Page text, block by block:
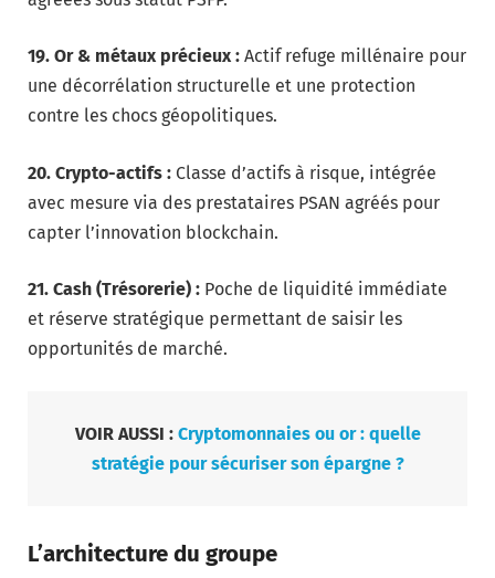
19. Or & métaux précieux : Actif refuge millénaire pour
une décorrélation structurelle et une protection
contre les chocs géopolitiques.
20. Crypto-actifs : Classe d’actifs à risque, intégrée
avec mesure via des prestataires PSAN agréés pour
capter l’innovation blockchain.
21. Cash (Trésorerie) : Poche de liquidité immédiate
et réserve stratégique permettant de saisir les
opportunités de marché.
VOIR AUSSI : Cryptomonnaies ou or : quelle
stratégie pour sécuriser son épargne ?
L’architecture du groupe